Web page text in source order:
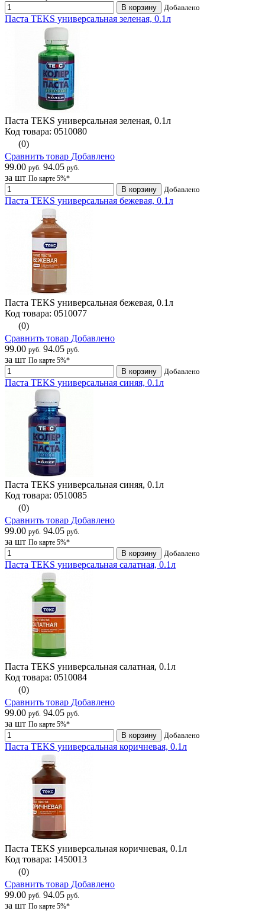
В корзину Добавлено
Паста TEKS универсальная зеленая, 0.1л
Паста TEKS универсальная зеленая, 0.1л
Код товара: 0510080
(0)
Сравнить товар Добавлено
99.00 руб. 94.05 руб.
за шт По карте 5%*
В корзину Добавлено
Паста TEKS универсальная бежевая, 0.1л
Паста TEKS универсальная бежевая, 0.1л
Код товара: 0510077
(0)
Сравнить товар Добавлено
99.00 руб. 94.05 руб.
за шт По карте 5%*
В корзину Добавлено
Паста TEKS универсальная синяя, 0.1л
Паста TEKS универсальная синяя, 0.1л
Код товара: 0510085
(0)
Сравнить товар Добавлено
99.00 руб. 94.05 руб.
за шт По карте 5%*
В корзину Добавлено
Паста TEKS универсальная салатная, 0.1л
Паста TEKS универсальная салатная, 0.1л
Код товара: 0510084
(0)
Сравнить товар Добавлено
99.00 руб. 94.05 руб.
за шт По карте 5%*
В корзину Добавлено
Паста TEKS универсальная коричневая, 0.1л
Паста TEKS универсальная коричневая, 0.1л
Код товара: 1450013
(0)
Сравнить товар Добавлено
99.00 руб. 94.05 руб.
за шт По карте 5%*